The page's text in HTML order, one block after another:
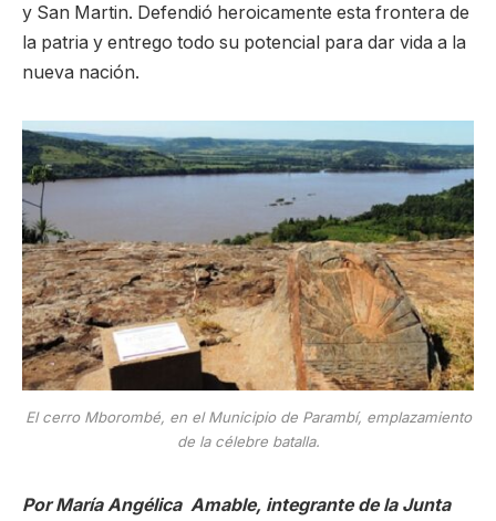
y San Martin. Defendió heroicamente esta frontera de
la patria y entrego todo su potencial para dar vida a la
nueva nación.
El cerro Mborombé, en el Municipio de Parambí, emplazamiento
de la célebre batalla.
Por María Angélica Amable, integrante de la Junta